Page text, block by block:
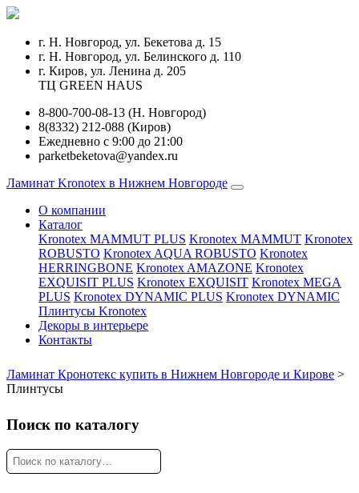
г. Н. Новгород, ул. Бекетова д. 15
г. Н. Новгород, ул. Белинского д. 110
г. Киров, ул. Ленина д. 205
ТЦ GREEN HAUS
8-800-700-08-13 (Н. Новгород)
8(8332) 212-088 (Киров)
Ежедневно с 9:00 до 21:00
parketbeketova@yandex.ru
Ламинат Kronotex в Нижнем Новгороде
О компании
Каталог
Kronotex MAMMUT PLUS Kronotex MAMMUT Kronotex
ROBUSTO Kronotex AQUA ROBUSTO Kronotex
HERRINGBONE Kronotex AMAZONE Kronotex
EXQUISIT PLUS Kronotex EXQUISIT Kronotex MEGA
PLUS Kronotex DYNAMIC PLUS Kronotex DYNAMIC
Плинтусы Kronotex
Декоры в интерьере
Контакты
Ламинат Кронотекс купить в Нижнем Новгороде и Кирове >
Плинтусы
Поиск по каталогу
Искать: